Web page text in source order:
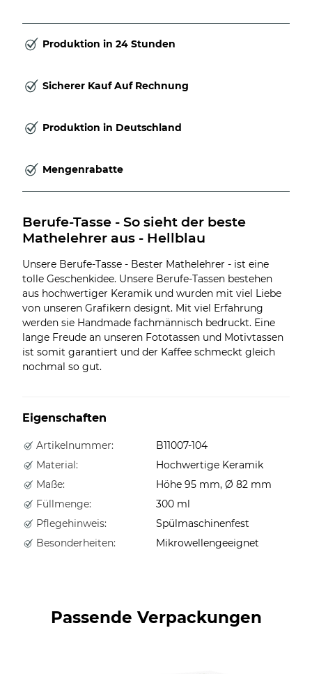
Produktion in 24 Stunden
Sicherer Kauf Auf Rechnung
Produktion in Deutschland
Mengenrabatte
Berufe-Tasse - So sieht der beste
Mathelehrer aus - Hellblau
Unsere Berufe-Tasse - Bester Mathelehrer - ist eine
tolle Geschenkidee. Unsere Berufe-Tassen bestehen
aus hochwertiger Keramik und wurden mit viel Liebe
von unseren Grafikern designt. Mit viel Erfahrung
werden sie Handmade fachmännisch bedruckt. Eine
lange Freude an unseren Fototassen und Motivtassen
ist somit garantiert und der Kaffee schmeckt gleich
nochmal so gut.
Eigenschaften
Artikelnummer:
B11007-104
Material:
Hochwertige Keramik
Maße:
Höhe 95 mm, Ø 82 mm
Füllmenge:
300 ml
Pflegehinweis:
Spülmaschinenfest
Besonderheiten:
Mikrowellengeeignet
Passende Verpackungen